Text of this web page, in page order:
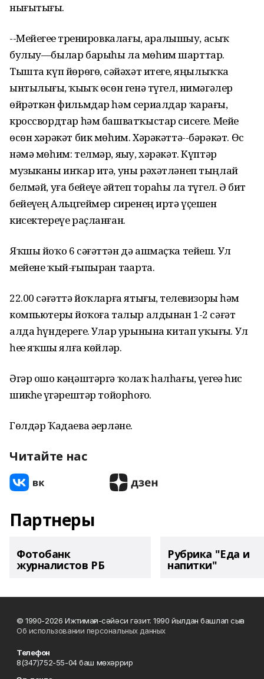
нығытығыҙ.
--Мейегеҙҙе тренировкалағыҙ, аралышыу, асыҡ
булыу—былар барыһы ла мөһим шарттар.
Тышта күп йөрөгөҙ, сәйәхәт итегеҙ, яңылыҡҡа
ынтылығыҙ, ҡыҙыҡ өсөн генә түгел, нимәгәлер
өйрәткән фильмдар һәм сериалдар ҡарағыҙ,
кроссвордтар һәм башватҡыстар сисегеҙ. Мейе
өсөн хәрәкәт бик мөһим. Хәрәкәттә--бәрәкәт. Өс
нәмә мөһим: телмәр, яҙыу, хәрәкәт. Күптәр
музыканы инҡар итә, уны рәхәтләнеп тыңлай
белмәй, уға бейеүҙе әйтеп тораһы ла түгел. Ә бит
бейеүҙең Альцгеймер сиренең иртә үҫешен
кисектереүе раҫланған.
Яҡшы йоҡо 6 сәғәттән дә ашмаҫҡа тейеш. Ул
мейене ҡый-ғыпырҙан таҙарта.
22.00 сәғәттә йоҡларға ятығыҙ, телевизорҙы һәм
компьютерҙы йоҡоға талыр алдынан 1-2 сәғәт
алда һүндерегеҙ. Улар урынына китап уҡығыҙ. Ул
һеҙҙе яҡшы ялға көйләр.
Әгәр ошо кәңәштәргә ҡолаҡ һалһағыҙ, үҙегеҙҙә һис
шикһеҙ үҙгәрештәр тойорһоғоҙ.
Гөлдәр Ҡадаева әҙерләне.
Читайте нас
Партнеры
Фотобанк
журналистов РБ
Рубрика "Еда и
напитки"
© 1990-2026 Ижтимағи-сәйәси гәзит. 1990 йылдан башлап сыға
Об использовании персональных данных
Телефон
8(347)752-55-04 баш мөхәррир